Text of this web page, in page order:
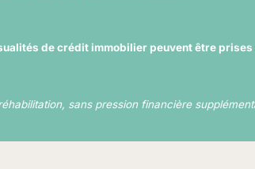
de crédit immobilier peuvent être
sans pression financière